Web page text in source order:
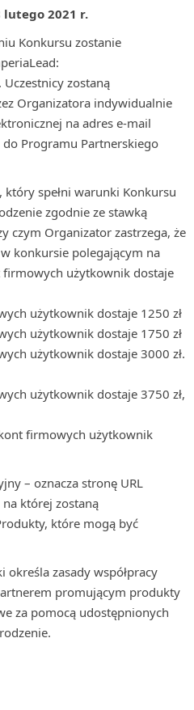
lutego 2021 r.
Konkursu zostanie
. Uczestnicy zostaną
Organizatora indywidualnie
na adres e-mail
Programu Partnerskiego
spełni warunki Konkursu
zgodnie ze stawką
czym Organizator zastrzega, że
konkursie polegającym na
firmowych użytkownik dostaje
użytkownik dostaje 1250 zł
użytkownik dostaje 1750 zł
użytkownik dostaje 3000 zł.
użytkownik dostaje 3750 zł,
firmowych użytkownik
– oznacza stronę URL
której zostaną
które mogą być
określa zasady współpracy
promującym produkty
za pomocą udostępnionych